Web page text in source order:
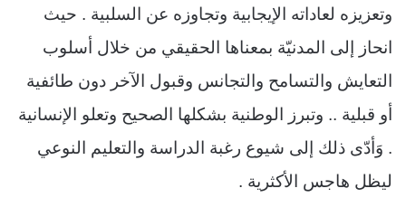
وتعزيزه لعاداته الإيجابية وتجاوزه عن السلبية . حيث
انحاز إلى المدنيّة بمعناها الحقيقي من خلال أسلوب
التعايش والتسامح والتجانس وقبول الآخر دون طائفية
أو قبلية .. وتبرز الوطنية بشكلها الصحيح وتعلو الإنسانية
. وَأدّى ذلك إلى شيوع رغبة الدراسة والتعليم النوعي
ليظل هاجس الأكثرية .